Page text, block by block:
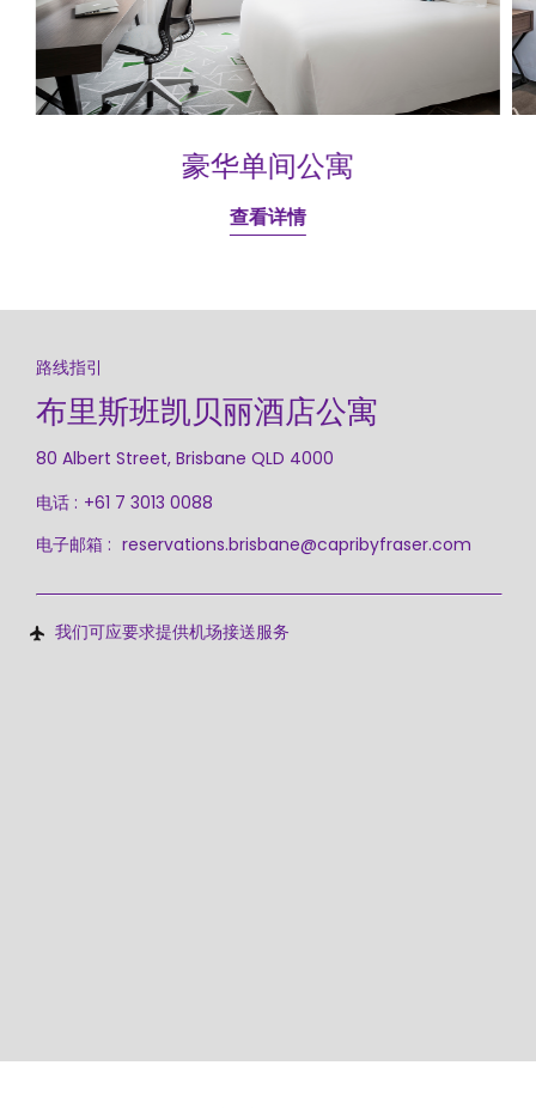
豪华单间公寓
查看详情
路线指引
布里斯班凯贝丽酒店公寓
80 Albert Street, Brisbane QLD 4000
电话 : +61 7 3013 0088
电子邮箱 : reservations.brisbane@capribyfraser.com
我们可应要求提供机场接送服务